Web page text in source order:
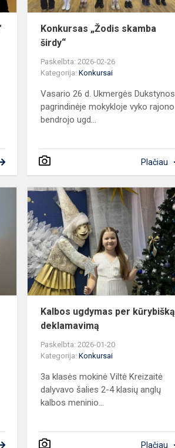
Konkursas „Žodis skamba
širdy“
Paskelbta: 2026-02-26
Kategorija:Konkursai
Vasario 26 d. Ukmergės Dukstynos
pagrindinėje mokykloje vyko rajono
bendrojo ugd...
Plačiau
Katalikų
tikybos
viktorina
„Saliamono
dirbtuvės“
Kalbos ugdymas per kūrybišką
deklamavimą
Paskelbta: 2026-01-20
Kategorija:Konkursai
3a klasės mokinė Viltė Kreizaitė
dalyvavo šalies 2-4 klasių anglų
kalbos meninio...
Plačiau